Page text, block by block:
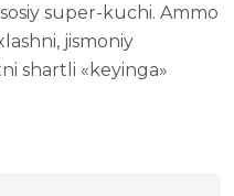
super-kuchi. Ammo
jismoniy
shartli «keyinga»